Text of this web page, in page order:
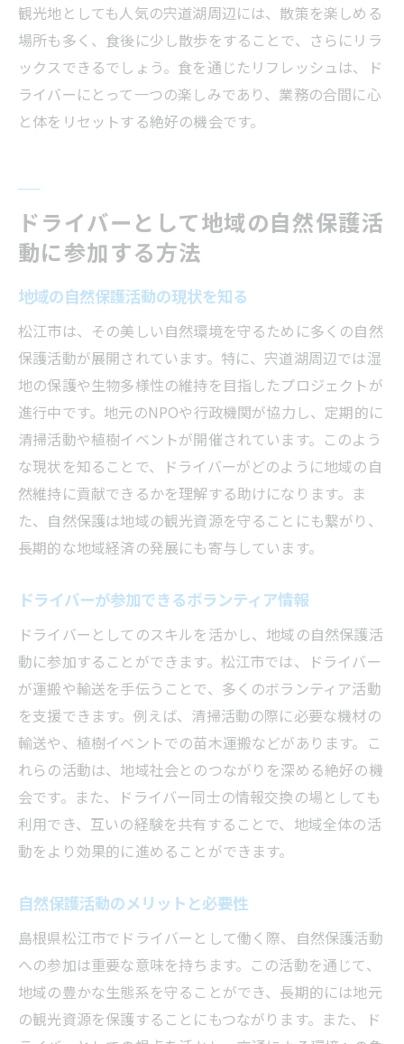
観光地としても人気の宍道湖周辺には、散策を楽しめる
場所も多く、食後に少し散歩をすることで、さらにリラ
ックスできるでしょう。食を通じたリフレッシュは、ド
ライバーにとって一つの楽しみであり、業務の合間に心
と体をリセットする絶好の機会です。
ドライバーとして地域の自然保護活
動に参加する方法
地域の自然保護活動の現状を知る
松江市は、その美しい自然環境を守るために多くの自然
保護活動が展開されています。特に、宍道湖周辺では湿
地の保護や生物多様性の維持を目指したプロジェクトが
進行中です。地元のNPOや行政機関が協力し、定期的に
清掃活動や植樹イベントが開催されています。このよう
な現状を知ることで、ドライバーがどのように地域の自
然維持に貢献できるかを理解する助けになります。ま
た、自然保護は地域の観光資源を守ることにも繋がり、
長期的な地域経済の発展にも寄与しています。
ドライバーが参加できるボランティア情報
ドライバーとしてのスキルを活かし、地域の自然保護活
動に参加することができます。松江市では、ドライバー
が運搬や輸送を手伝うことで、多くのボランティア活動
を支援できます。例えば、清掃活動の際に必要な機材の
輸送や、植樹イベントでの苗木運搬などがあります。こ
れらの活動は、地域社会とのつながりを深める絶好の機
会です。また、ドライバー同士の情報交換の場としても
利用でき、互いの経験を共有することで、地域全体の活
動をより効果的に進めることができます。
自然保護活動のメリットと必要性
島根県松江市でドライバーとして働く際、自然保護活動
への参加は重要な意味を持ちます。この活動を通じて、
地域の豊かな生態系を守ることができ、長期的には地元
の観光資源を保護することにもつながります。また、ド